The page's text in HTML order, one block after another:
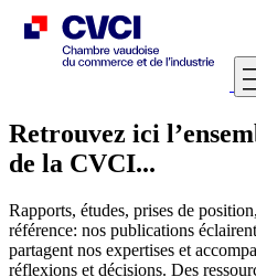
Retrouvez ici
de la CVCI...
Rapports, études, prises de
référence: nos publications
partagent nos expertises et
réflexions et décisions. Des